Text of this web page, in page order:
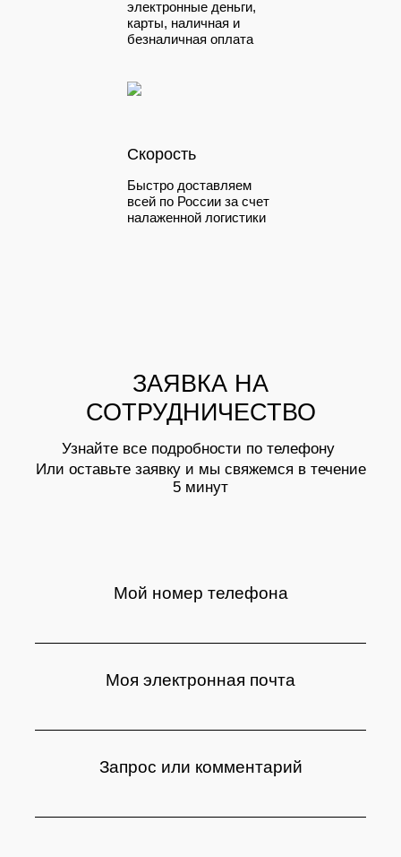
электронные деньги,
карты, наличная и
безналичная оплата
Скорость
Быстро доставляем
всей по России за счет
налаженной логистики
ЗАЯВКА НА
СОТРУДНИЧЕСТВО
Узнайте все подробности по телефону
Или оставьте заявку и мы свяжемся в течение
5 минут
Мой номер телефона
Моя электронная почта
Запрос или комментарий